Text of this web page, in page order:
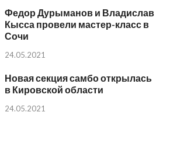
Федор Дурыманов и Владислав
Кысса провели мастер-класс в
Сочи
24.05.2021
Новая секция самбо открылась
в Кировской области
24.05.2021